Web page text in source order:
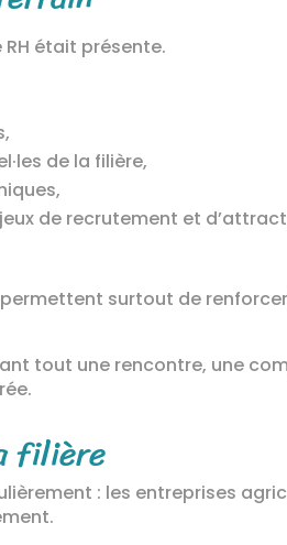
RH était présente.
de la filière,
de recrutement et
surtout de
tout une rencontre, une
filière
: les entreprises